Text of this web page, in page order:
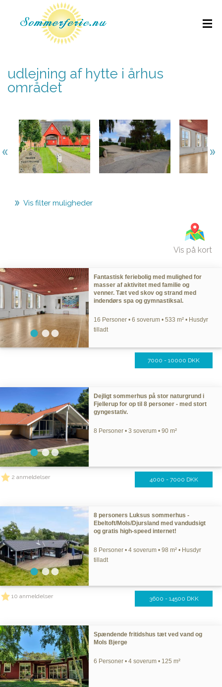
udlejning af hytte i århus
området
Vis filter muligheder
Vis på kort
Fantastisk feriebolig med mulighed for
masser af aktivitet med familie og
venner. Tæt ved skov og strand med
indendørs spa og gymnastiksal.
16 Personer • 6 soverum • 533 m² • Husdyr
tilladt
7000 - 10000 DKK
Dejligt sommerhus på stor naturgrund i
Fjellerup for op til 8 personer - med stort
gyngestativ.
8 Personer • 3 soverum • 90 m²
2 anmeldelser 4000 - 7000 DKK
8 personers Luksus sommerhus -
Ebeltoft/Mols/Djursland med vandudsigt
og gratis high-speed internet!
8 Personer • 4 soverum • 98 m² • Husdyr
tilladt
10 anmeldelser 3600 - 14500 DKK
Spændende fritidshus tæt ved vand og
Mols Bjerge
6 Personer • 4 soverum • 125 m²